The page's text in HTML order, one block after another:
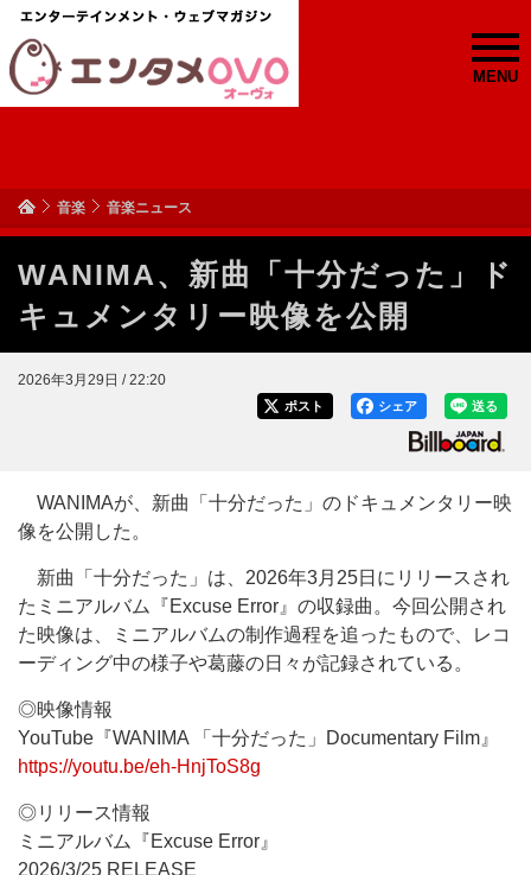
MENU
音楽 音楽ニュース
WANIMA、新曲「十分だった」ド
キュメンタリー映像を公開
2026年3月29日 / 22:20
送る
シェア
ポスト
WANIMAが、新曲「十分だった」のドキュメンタリー映
像を公開した。
新曲「十分だった」は、2026年3月25日にリリースされ
たミニアルバム『Excuse Error』の収録曲。今回公開され
た映像は、ミニアルバムの制作過程を追ったもので、レコ
ーディング中の様子や葛藤の日々が記録されている。
◎映像情報
YouTube『WANIMA 「十分だった」Documentary Film』
https://youtu.be/eh-HnjToS8g
◎リリース情報
ミニアルバム『Excuse Error』
2026/3/25 RELEASE